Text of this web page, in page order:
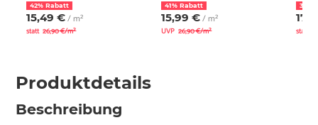
42% Rabatt
15,49 €/ m²
statt 26,90 €/m²
41% Rabatt
15,99 €/ m²
UVP 26,90 €/m²
36%
statt
Produktdetails
Beschreibung